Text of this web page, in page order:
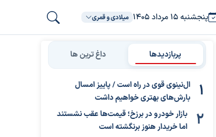
پنجشنبه ۱۵ مرداد ۱۴۰۵ میلادی و قمری
پربازدیدها داغ ترین ها
ال‌نینوی قوی در راه است / پاییز امسال
بارش‌های بهتری خواهیم داشت
بازار خودرو در برزخ؛ قیمت‌ها عقب نشستند
اما خریدار هنوز برنگشته است